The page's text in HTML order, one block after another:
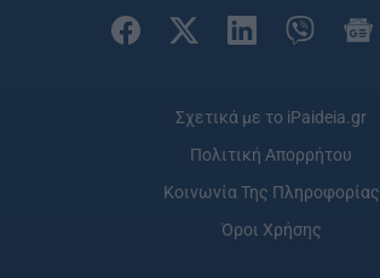
Σχετικά με το iPaideia.gr
Πολιτική Απορρήτου
Κοινωνία Της Πληροφορίας
Όροι Χρήσης